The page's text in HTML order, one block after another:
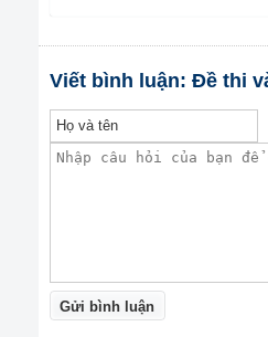
Viết bình luận: Đề thi
Gửi bình luận